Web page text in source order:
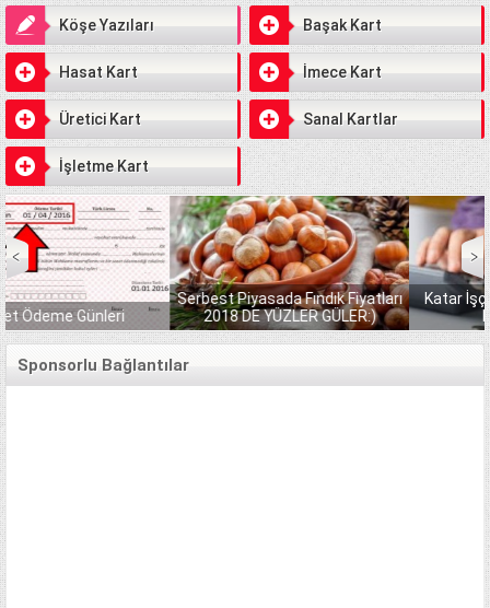
Köşe Yazıları Başak Kart
Hasat Kart İmece Kart
Üretici Kart Sanal Kartlar
İşletme Kart
Serbest Piyasada Fındık Fiyatları
2018 DE YÜZLER GÜLER:)
Katar İşçi Maaşları KATARDAN
KREDİ ALMAK
Sponsorlu Bağlantılar